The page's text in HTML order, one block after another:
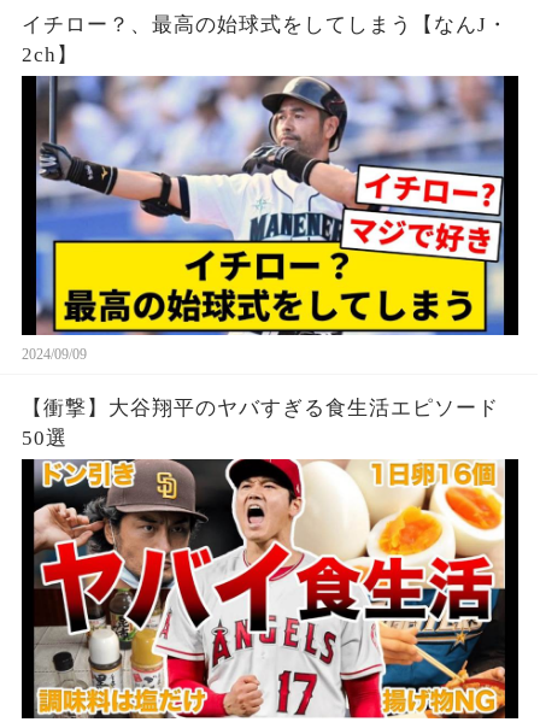
イチロー？、最高の始球式をしてしまう【なんJ・
2ch】
2024/09/09
【衝撃】大谷翔平のヤバすぎる食生活エピソード
50選